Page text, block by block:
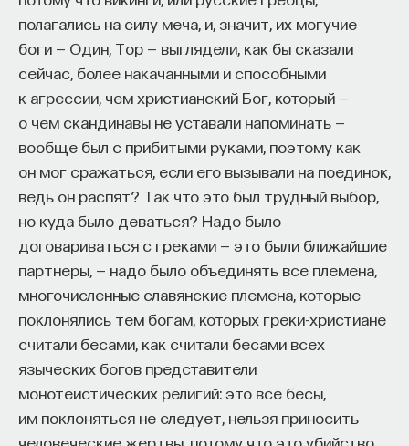
полагались на силу меча, и, значит, их могучие
боги — Один, Тор — выглядели, как бы сказали
сейчас, более накачанными и способными
к агрессии, чем христианский Бог, который —
о чем скандинавы не уставали напоминать —
вообще был с прибитыми руками, поэтому как
он мог сражаться, если его вызывали на поединок,
ведь он распят? Так что это был трудный выбор,
но куда было деваться? Надо было
договариваться с греками — это были ближайшие
партнеры, — надо было объединять все племена,
многочисленные славянские племена, которые
поклонялись тем богам, которых греки-христиане
считали бесами, как считали бесами всех
языческих богов представители
монотеистических религий: это все бесы,
им поклоняться не следует, нельзя приносить
человеческие жертвы, потому что это убийство,
«Мы выделили четыре идеологии образования.
Первая — развитие и трансляция
дисциплинарного знания, где в центре находится
само знание, а не человек и не рынок труда.
Вторая — формирование определенного типа
человека, например человека, способного
к сложному мышлению. Третья — развитие
общества, вклад в то, каким оно будет.
И четвертая — социальная эффективность,
то есть забота о том, как человек будет работать
за пределами университета и насколько
эффективным окажется в команде и профессии.
Университет не всегда может точно
предсказать, какие именно рабочие места ждут
выпускника, но сама эта оптика тоже остается
отдельной идеологией. В зависимости от того,
в какой из этих логик работает университет,